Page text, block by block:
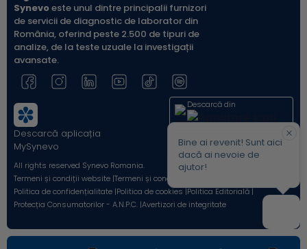
Synevoeste unul dintre principalii furnizori
de servicii de diagnostic de laborator din
România, oferind peste 2.500 de tipuri de
analize, de la teste uzuale la investigații
avansate.
Descarcă aplicația
MySynevo
Descarcă din
All rights reserved Synevo Romania.
Termeni și condiții website |Termeni și condiții Shop Online |
Politica de confidențialitate |Politica de cookies |Politica Editorială |
Protecția Consumatorilor - A.N.P.C. |Avertizori de integritate
Bine ai revenit! Sunt aici
dacă ai nevoie de
ajutor!